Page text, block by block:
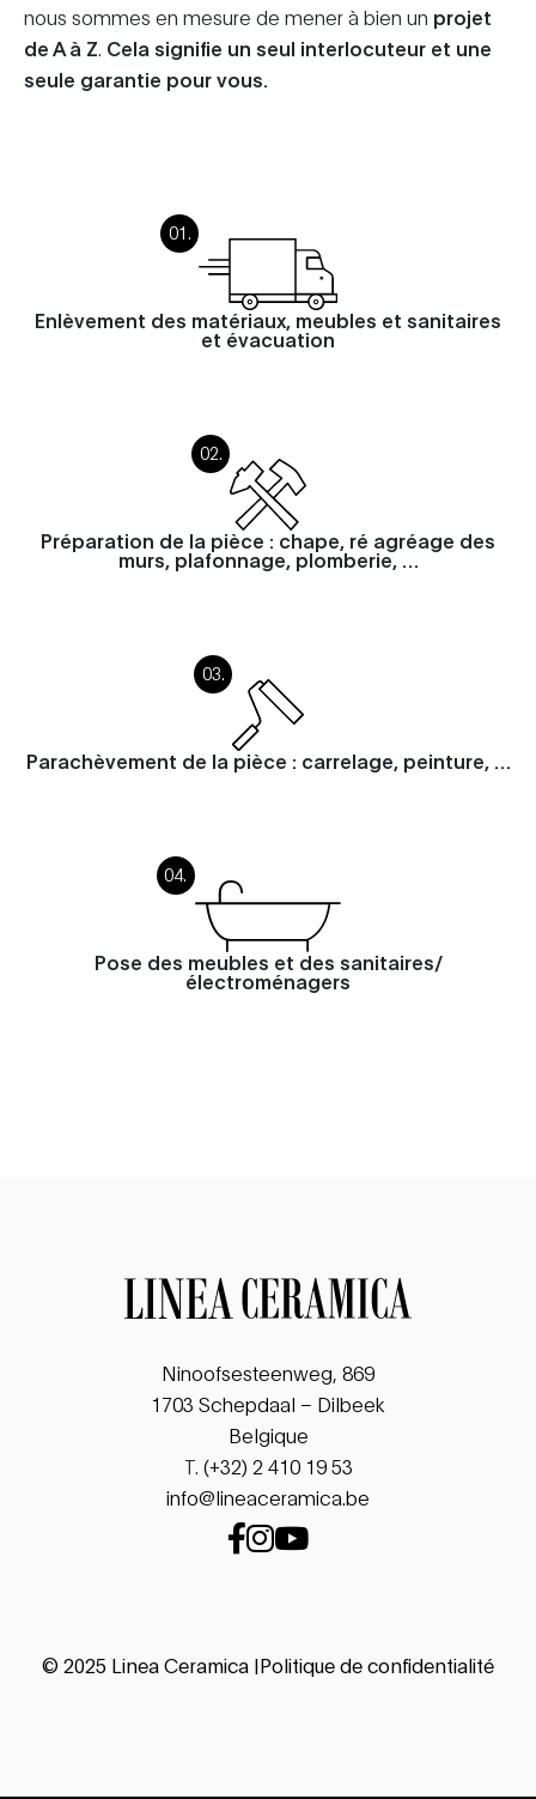
nous sommes en mesure de mener à bien un projet
de A à Z Cela signifie un seul interlocuteur et une
seule garantie pour vous.
Enlèvement des matériaux, meubles et sanitaires
et évacuation
Préparation de la pièce : chape, ré agréage des
murs, plafonnage, plomberie, …
Parachèvement de la pièce : carrelage, peinture, …
Pose des meubles et des sanitaires/
électroménagers
Ninoofsesteenweg, 869
1703 Schepdaal – Dilbeek
Belgique
T. (+32) 2 410 19 53
info@lineaceramica.be
© 2025 Linea Ceramica Politique de confidentialité